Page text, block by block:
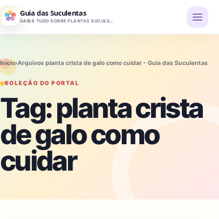
Pular para o conteúdo
Guia das Suculentas
SAIBA TUDO SOBRE PLANTAS SUCULENTAS
Início›Arquivos planta crista de galo como cuidar - Guia das Suculentas
COLEÇÃO DO PORTAL
Tag:planta crista
de galo como
cuidar